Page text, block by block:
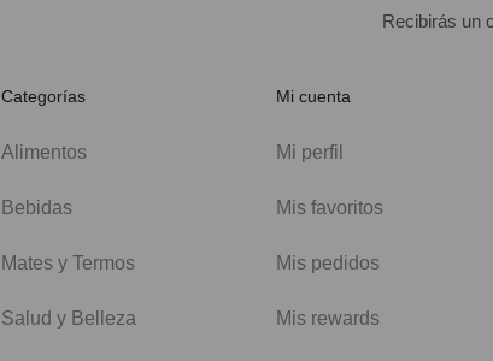
Recibirás un
Categorías
Alimentos
Bebidas
Mates y Termos
Salud y Belleza
Mi cuenta
Mi perfil
Mis favoritos
Mis pedidos
Mis rewards